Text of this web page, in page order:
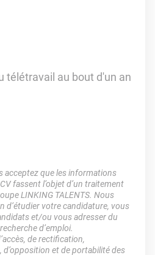
télétravail au bout d'un an
acceptez que les informations
fassent l’objet d’un traitement
LINKING TALENTS. Nous
d’étudier votre candidature, vous
et/ou vous adresser du
d’emploi.
de rectification,
d’opposition et de portabilité des